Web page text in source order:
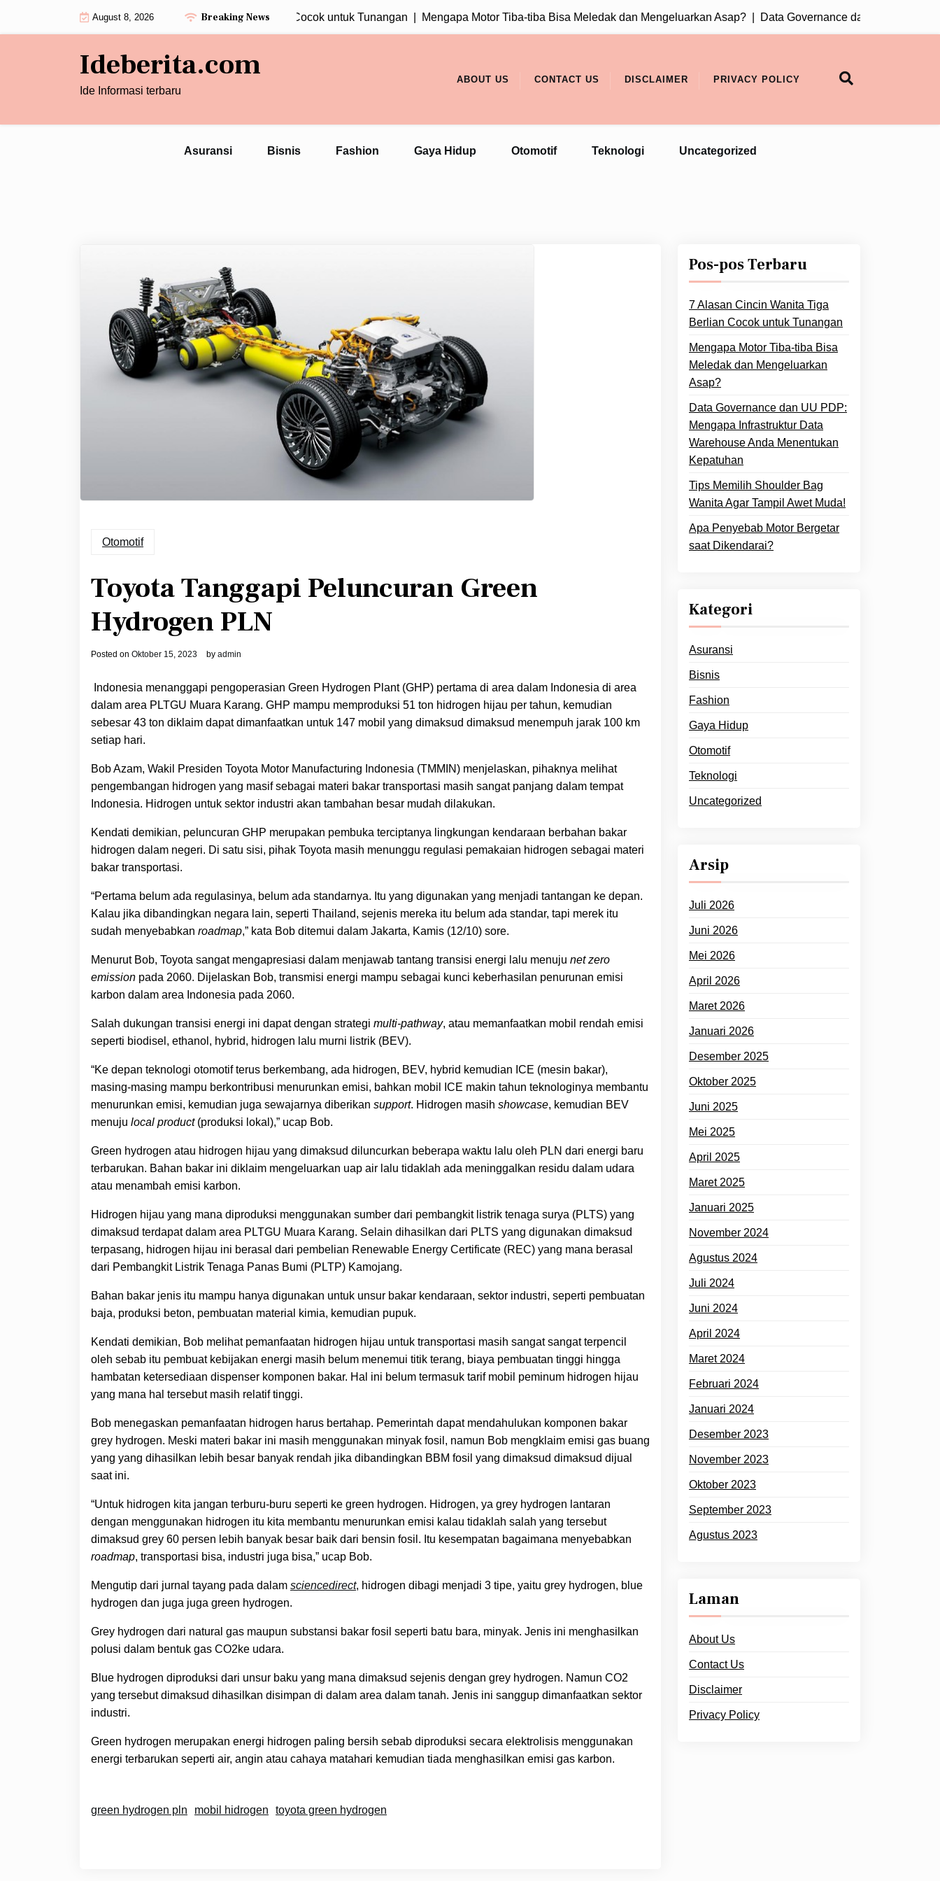
August 8, 2026 Breaking News
7 Alasan Cincin Wanita Tiga Berlian Cocok untuk Tunangan |Mengapa Motor Tiba-tiba Bisa Meledak dan Mengeluarkan Asap? |Data Governance dan UU PDP:
Ideberita.com
Ide Informasi terbaru
ABOUT US CONTACT US DISCLAIMER PRIVACY POLICY
Asuransi Bisnis Fashion Gaya Hidup Otomotif Teknologi Uncategorized
Otomotif
Toyota Tanggapi Peluncuran Green
Hydrogen PLN
Posted on Oktober 15, 2023 by admin
Indonesia menanggapi pengoperasian Green Hydrogen Plant (GHP) pertama di area dalam Indonesia di area
dalam area PLTGU Muara Karang. GHP mampu memproduksi 51 ton hidrogen hijau per tahun, kemudian
sebesar 43 ton diklaim dapat dimanfaatkan untuk 147 mobil yang dimaksud dimaksud menempuh jarak 100 km
setiap hari.
Bob Azam, Wakil Presiden Toyota Motor Manufacturing Indonesia (TMMIN) menjelaskan, pihaknya melihat
pengembangan hidrogen yang masif sebagai materi bakar transportasi masih sangat panjang dalam tempat
Indonesia. Hidrogen untuk sektor industri akan tambahan besar mudah dilakukan.
Kendati demikian, peluncuran GHP merupakan pembuka terciptanya lingkungan kendaraan berbahan bakar
hidrogen dalam negeri. Di satu sisi, pihak Toyota masih menunggu regulasi pemakaian hidrogen sebagai materi
bakar transportasi.
“Pertama belum ada regulasinya, belum ada standarnya. Itu yang digunakan yang menjadi tantangan ke depan.
Kalau jika dibandingkan negara lain, seperti Thailand, sejenis mereka itu belum ada standar, tapi merek itu
sudah menyebabkan roadmap,” kata Bob ditemui dalam Jakarta, Kamis (12/10) sore.
Menurut Bob, Toyota sangat mengapresiasi dalam menjawab tantang transisi energi lalu menuju net zero
emission pada 2060. Dijelaskan Bob, transmisi energi mampu sebagai kunci keberhasilan penurunan emisi
karbon dalam area Indonesia pada 2060.
Salah dukungan transisi energi ini dapat dengan strategi multi-pathway, atau memanfaatkan mobil rendah emisi
seperti biodisel, ethanol, hybrid, hidrogen lalu murni listrik (BEV).
“Ke depan teknologi otomotif terus berkembang, ada hidrogen, BEV, hybrid kemudian ICE (mesin bakar),
masing-masing mampu berkontribusi menurunkan emisi, bahkan mobil ICE makin tahun teknologinya membantu
menurunkan emisi, kemudian juga sewajarnya diberikan support. Hidrogen masih showcase, kemudian BEV
menuju local product(produksi lokal),” ucap Bob.
Green hydrogen atau hidrogen hijau yang dimaksud diluncurkan beberapa waktu lalu oleh PLN dari energi baru
terbarukan. Bahan bakar ini diklaim mengeluarkan uap air lalu tidaklah ada meninggalkan residu dalam udara
atau menambah emisi karbon.
Hidrogen hijau yang mana diproduksi menggunakan sumber dari pembangkit listrik tenaga surya (PLTS) yang
dimaksud terdapat dalam area PLTGU Muara Karang. Selain dihasilkan dari PLTS yang digunakan dimaksud
terpasang, hidrogen hijau ini berasal dari pembelian Renewable Energy Certificate (REC) yang mana berasal
dari Pembangkit Listrik Tenaga Panas Bumi (PLTP) Kamojang.
Bahan bakar jenis itu mampu hanya digunakan untuk unsur bakar kendaraan, sektor industri, seperti pembuatan
baja, produksi beton, pembuatan material kimia, kemudian pupuk.
Kendati demikian, Bob melihat pemanfaatan hidrogen hijau untuk transportasi masih sangat sangat terpencil
oleh sebab itu pembuat kebijakan energi masih belum menemui titik terang, biaya pembuatan tinggi hingga
hambatan ketersediaan dispenser komponen bakar. Hal ini belum termasuk tarif mobil peminum hidrogen hijau
yang mana hal tersebut masih relatif tinggi.
Bob menegaskan pemanfaatan hidrogen harus bertahap. Pemerintah dapat mendahulukan komponen bakar
grey hydrogen. Meski materi bakar ini masih menggunakan minyak fosil, namun Bob mengklaim emisi gas buang
yang yang dihasilkan lebih besar banyak rendah jika dibandingkan BBM fosil yang dimaksud dimaksud dijual
saat ini.
“Untuk hidrogen kita jangan terburu-buru seperti ke green hydrogen. Hidrogen, ya grey hydrogen lantaran
dengan menggunakan hidrogen itu kita membantu menurunkan emisi kalau tidaklah salah yang tersebut
dimaksud grey 60 persen lebih banyak besar baik dari bensin fosil. Itu kesempatan bagaimana menyebabkan
roadmap, transportasi bisa, industri juga bisa,” ucap Bob.
Mengutip dari jurnal tayang pada dalam sciencedirect, hidrogen dibagi menjadi 3 tipe, yaitu grey hydrogen, blue
hydrogen dan juga juga green hydrogen.
Grey hydrogen dari natural gas maupun substansi bakar fosil seperti batu bara, minyak. Jenis ini menghasilkan
polusi dalam bentuk gas CO2ke udara.
Blue hydrogen diproduksi dari unsur baku yang mana dimaksud sejenis dengan grey hydrogen. Namun CO2
yang tersebut dimaksud dihasilkan disimpan di dalam area dalam tanah. Jenis ini sanggup dimanfaatkan sektor
industri.
Green hydrogen merupakan energi hidrogen paling bersih sebab diproduksi secara elektrolisis menggunakan
energi terbarukan seperti air, angin atau cahaya matahari kemudian tiada menghasilkan emisi gas karbon.
green hydrogen pln mobil hidrogen toyota green hydrogen
Pos-pos Terbaru
7 Alasan Cincin Wanita Tiga
Berlian Cocok untuk Tunangan
Mengapa Motor Tiba-tiba Bisa
Meledak dan Mengeluarkan
Asap?
Data Governance dan UU PDP:
Mengapa Infrastruktur Data
Warehouse Anda Menentukan
Kepatuhan
Tips Memilih Shoulder Bag
Wanita Agar Tampil Awet Muda!
Apa Penyebab Motor Bergetar
saat Dikendarai?
Kategori
Asuransi
Bisnis
Fashion
Gaya Hidup
Otomotif
Teknologi
Uncategorized
Arsip
Juli 2026
Juni 2026
Mei 2026
April 2026
Maret 2026
Januari 2026
Desember 2025
Oktober 2025
Juni 2025
Mei 2025
April 2025
Maret 2025
Januari 2025
November 2024
Agustus 2024
Juli 2024
Juni 2024
April 2024
Maret 2024
Februari 2024
Januari 2024
Desember 2023
November 2023
Oktober 2023
September 2023
Agustus 2023
Laman
About Us
Contact Us
Disclaimer
Privacy Policy